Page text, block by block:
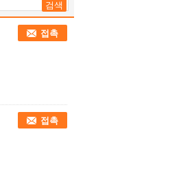
접촉
접촉